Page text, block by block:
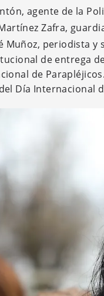
agente de la
Zafra,
Muñoz, periodista y
de entrega
de
Día Internacional